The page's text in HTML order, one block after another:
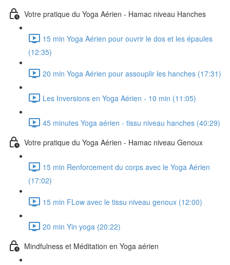
Votre pratique du Yoga Aérien - Hamac niveau Hanches
15 min Yoga Aérien pour ouvrir le dos et les épaules
(12:35)
20 min Yoga Aérien pour assouplir les hanches (17:31)
Les Inversions en Yoga Aérien - 10 min (11:05)
45 minutes Yoga aérien - tissu niveau hanches (40:29)
Votre pratique du Yoga Aérien - Hamac niveau Genoux
15 min Renforcement du corps avec le Yoga Aérien
(17:02)
15 min FLow avec le tissu niveau genoux (12:00)
20 min Yin yoga (20:22)
Mindfulness et Méditation en Yoga aérien